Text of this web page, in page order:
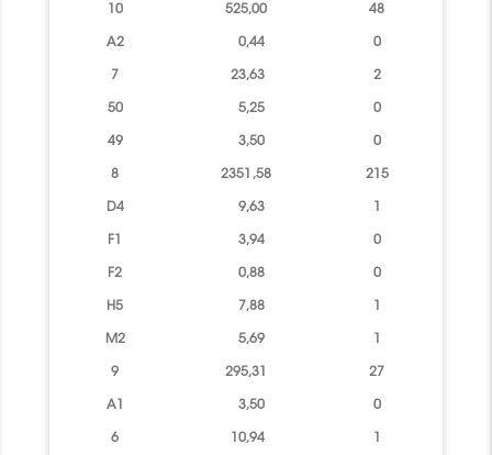
10 525,00 48
A2 0,44 0
7 23,63 2
50 5,25 0
49 3,50 0
8 2351,58 215
D4 9,63
F1 3,94 0
F2 0,88 0
H5 7,88
M2 5,69
9 295,31 27
A1 3,50 0
6 10,94